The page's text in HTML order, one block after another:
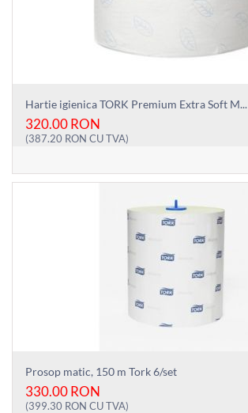
Hartie igienica TORK Premium Extra Soft M...
320.00RON
(387.20 RON CU TVA)
Prosop matic, 150 m Tork 6/set
330.00RON
(399.30 RON CU TVA)